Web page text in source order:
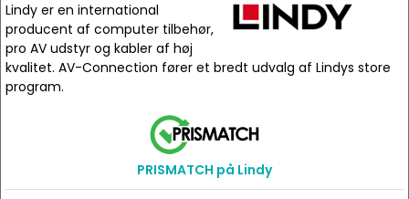
Lindy er en international
producent af computer tilbehør,
pro AV udstyr og kabler af høj
kvalitet. AV-Connection fører et bredt udvalg af Lindys store
program.
PRISMATCH på Lindy